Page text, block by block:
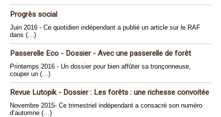
Progrès social
Juin 2016 - Ce quotidien indépendant a publié un article sur le RAF
dans (…)
Passerelle Eco - Dossier - Avec une passerelle de forêt
Printemps 2016 - Un dossier pour bien affûter sa tronçonneuse,
couper un (…)
Revue Lutopik - Dossier : Les forêts : une richesse convoitée
Novembre 2015- Ce trimestriel indépendant a consacré son numéro
d’automne (…)